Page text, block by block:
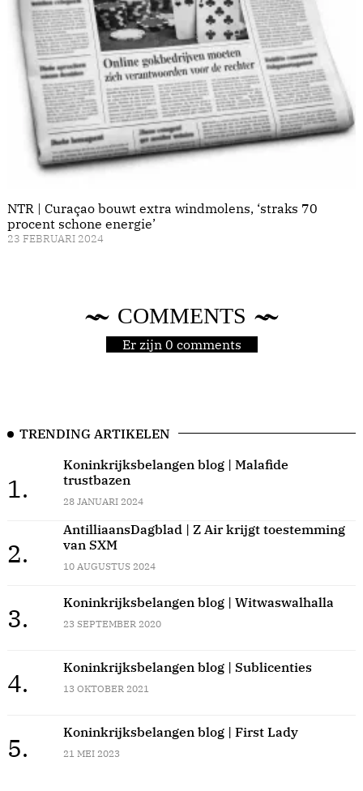
NTR | Curaçao bouwt extra windmolens, ‘straks 70
procent schone energie’
23 FEBRUARI 2024
COMMENTS
Er zijn 0 comments
TRENDING ARTIKELEN
1.
Koninkrijksbelangen blog | Malafide
trustbazen
28 JANUARI 2024
2.
AntilliaansDagblad | Z Air krijgt toestemming
van SXM
10 AUGUSTUS 2024
3.
Koninkrijksbelangen blog | Witwaswalhalla
23 SEPTEMBER 2020
4.
Koninkrijksbelangen blog | Sublicenties
13 OKTOBER 2021
5.
Koninkrijksbelangen blog | First Lady
21 MEI 2023